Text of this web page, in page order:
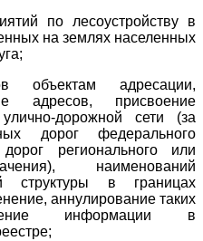
по лесоустройству в
на землях населенных
объектам адресации,
адресов, присвоение
дорожной сети (за
дорог федерального
регионального или
наименований
структуры в границах
аннулирование таких
информации в